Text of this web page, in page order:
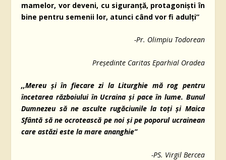
mamelor, vor deveni, cu siguranță, protagoniști în
bine pentru semenii lor, atunci când vor fi adulți”
-Pr. Olimpiu Todorean
Președinte Caritas Eparhial Oradea
,,Mereu și în fiecare zi la Liturghie mă rog pentru
încetarea războiului în Ucraina și pace în lume. Bunul
Dumnezeu să ne asculte rugăciunile la toți și Maica
Sfântă să ne ocrotească pe noi și pe poporul ucrainean
care astăzi este la mare ananghie”
-PS. Virgil Bercea